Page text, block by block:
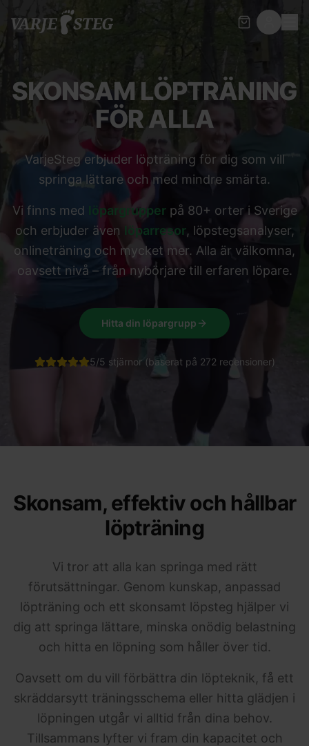
SKONSAM LÖPTRÄNING
FÖR ALLA
VarjeSteg erbjuder löpträning för dig som vill
springa lättare och med mindre smärta.
Vi finns med löpargrupper på 80+ orter i Sverige
och erbjuder även
löparresor, löpstegsanalyser,
onlineträning och mycket mer. Alla är välkomna,
oavsett nivå – från nybörjare till erfaren löpare.
Hitta din löpargrupp
5/5 stjärnor (baserat på 272 recensioner)
Skonsam, effektiv och hållbar
löpträning
Vi tror att alla kan springa med rätt
förutsättningar. Genom kunskap, anpassad
löpträning och ett skonsamt löpsteg hjälper vi
dig att springa lättare, minska onödig belastning
och hitta en löpning som håller över tid.
Oavsett om du vill förbättra din löpteknik, få ett
skräddarsytt träningsschema eller hitta glädjen i
löpningen utgår vi alltid från dina behov.
Tillsammans lyfter vi fram din kapacitet och